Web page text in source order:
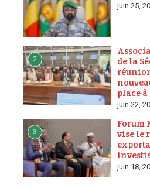
juin 25,
2
de la
place
juin 22,
3
Forum
vise le
juin 18,